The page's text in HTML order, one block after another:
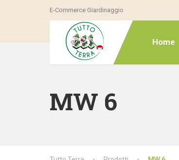
E-Commerce Giardinaggio
Home
MW 6